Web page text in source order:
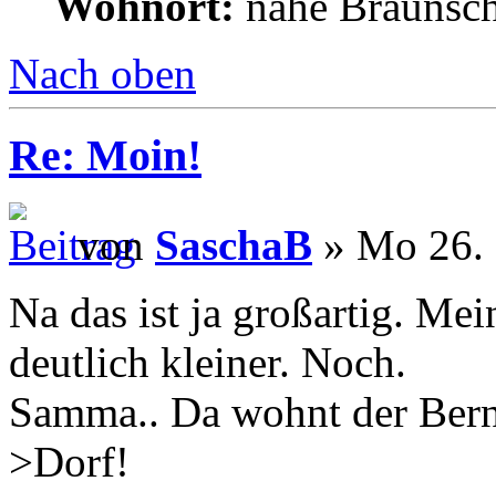
Nach oben
Re: Moin!
von SaschaB » Mo 26.
Na das ist ja großartig.
deutlich kleiner. Noch.
Samma.. Da wohnt der
>Dorf!